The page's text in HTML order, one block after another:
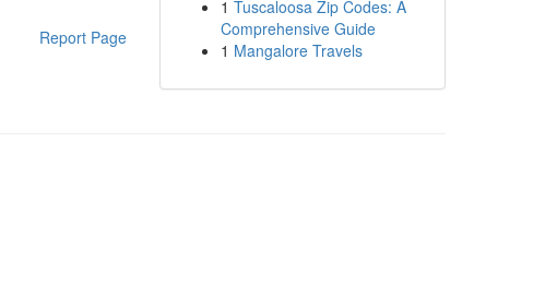
Report Page
1 Tuscaloosa Zip Codes: A
Comprehensive Guide
1 Mangalore Travels